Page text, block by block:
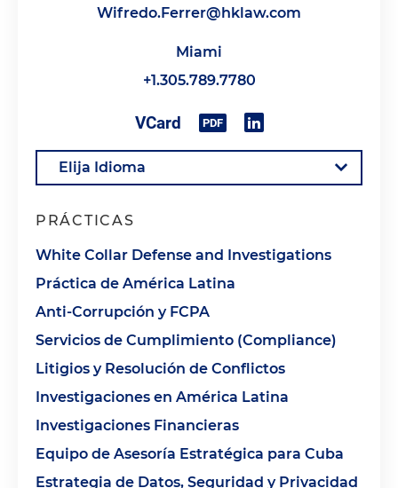
Wifredo.Ferrer@hklaw.com
Miami
+1.305.789.7780
PRÁCTICAS
White Collar Defense and Investigations
Práctica de América Latina
Anti-Corrupción y FCPA
Servicios de Cumplimiento (Compliance)
Litigios y Resolución de Conflictos
Investigaciones en América Latina
Investigaciones Financieras
Equipo de Asesoría Estratégica para Cuba
Estrategia de Datos, Seguridad y Privacidad